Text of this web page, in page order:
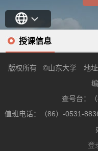
授课信息
版权所有 ©山东大学 地址
查号台：
值班电话：（86）-0531-
登